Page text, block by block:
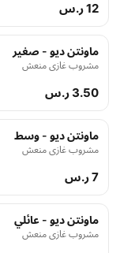
12 ر.س
ماونتن ديو - صغير
مشروب غازي منعش
3.50 ر.س
ماونتن ديو - وسط
مشروب غازي منعش
7 ر.س
ماونتن ديو - عائلي
مشروب غازي منعش